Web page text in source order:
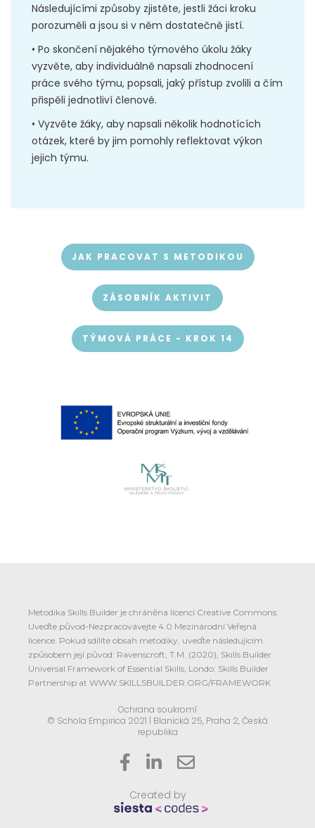
Následujícími způsoby zjistěte, jestli žáci kroku
porozuměli a jsou si v něm dostatečně jistí.
• Po skončení nějakého týmového úkolu žáky
vyzvěte, aby individuálně napsali zhodnocení
práce svého týmu, popsali, jaký přístup zvolili a čím
přispěli jednotliví členové.
• Vyzvěte žáky, aby napsali několik hodnotících
otázek, které by jim pomohly reflektovat výkon
jejich týmu.
JAK PRACOVAT S METODIKOU
ZÁSOBNÍK AKTIVIT
TÝMOVÁ PRÁCE - KROK 14
Metodika Skills Builder je chráněna licencí Creative Commons.
Uveďte původ-Nezpracovávejte 4.0 Mezinárodní Veřejná
licence. Pokud sdílíte obsah metodiky, uveďte následujícím
způsobem její původ: Ravenscroft, T.M. (2020), Skills Builder
Universal Framework of Essential Skills, Londo: Skills Builder
Partnership at WWW.SKILLSBUILDER.ORG/FRAMEWORK
Ochrana soukromí
© Schola Empirica 2021 | Blanická 25, Praha 2, Česká
republika
  
Created by